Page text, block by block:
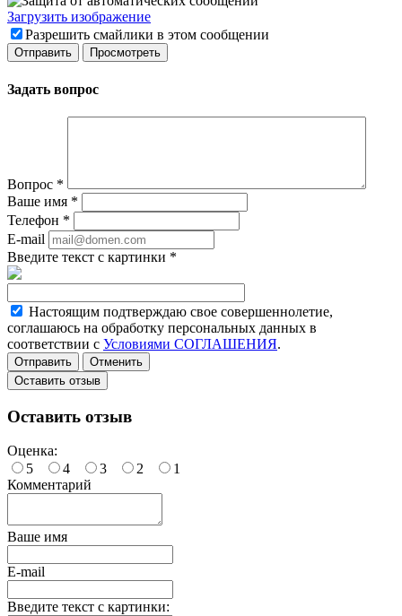
Загрузить изображение
Разрешить смайлики в этом сообщении
Задать вопрос
Вопрос *
Ваше имя *
Телефон *
E-mail
Введите текст с картинки *
Настоящим подтверждаю свое совершеннолетие,
соглашаюсь на обработку персональных данных в
соответствии с Условиями СОГЛАШЕНИЯ.
Отменить
Оставить отзыв
Оставить отзыв
Оценка:
5
4 3 2
1
Комментарий
Ваше имя
E-mail
Введите текст с картинки: